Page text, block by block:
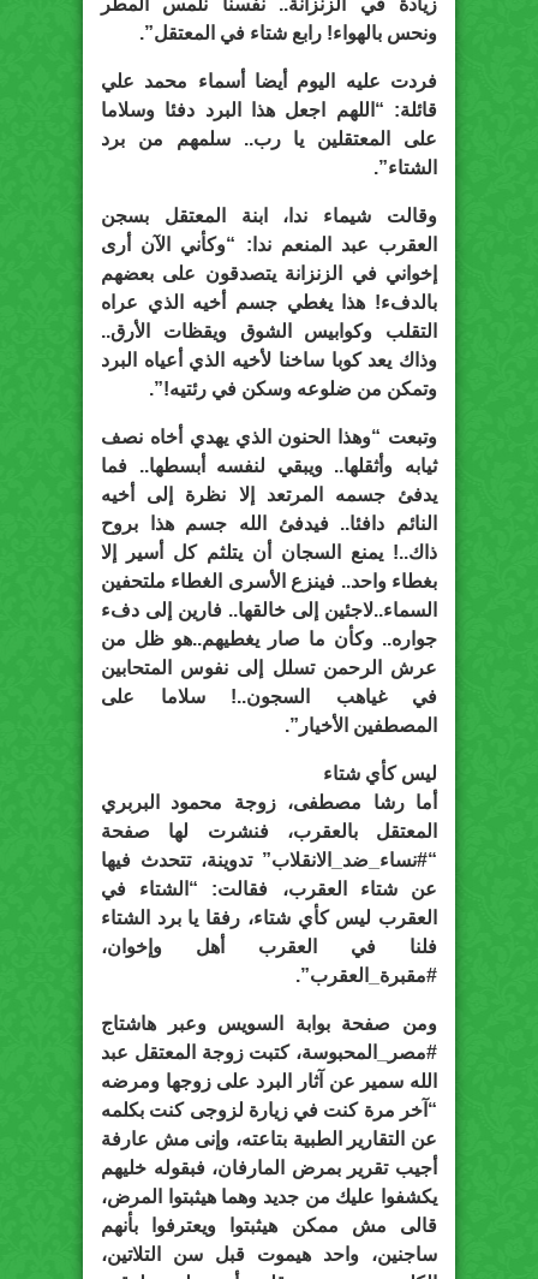
زيادة في الزنزانة.. نفسنا نلمس المطر
ونحس بالهواء! رابع شتاء في المعتقل”.
فردت عليه اليوم أيضا أسماء محمد علي
قائلة: “اللهم اجعل هذا البرد دفئا وسلاما
على المعتقلين يا رب.. سلمهم من برد
الشتاء”.
وقالت شيماء ندا، ابنة المعتقل بسجن
العقرب عبد المنعم ندا: “وكأني الآن أرى
إخواني في الزنزانة يتصدقون على بعضهم
بالدفء! هذا يغطي جسم أخيه الذي عراه
التقلب وكوابيس الشوق ويقظات الأرق..
وذاك يعد كوبا ساخنا لأخيه الذي أعياه البرد
وتمكن من ضلوعه وسكن في رئتيه!”.
وتبعت “وهذا الحنون الذي يهدي أخاه نصف
ثيابه وأثقلها.. ويبقي لنفسه أبسطها.. فما
يدفئ جسمه المرتعد إلا نظرة إلى أخيه
النائم دافئا.. فيدفئ الله جسم هذا بروح
ذاك..! يمنع السجان أن يتلثم كل أسير إلا
بغطاء واحد.. فينزع الأسرى الغطاء ملتحفين
السماء..لاجئين إلى خالقها.. فارين إلى دفء
جواره.. وكأن ما صار يغطيهم..هو ظل من
عرش الرحمن تسلل إلى نفوس المتحابين
في غياهب السجون..! سلاما على
المصطفين الأخيار”.
ليس كأي شتاء
أما رشا مصطفى، زوجة محمود البربري
المعتقل بالعقرب، فنشرت لها صفحة
“#نساء_ضد_الانقلاب” تدوينة، تتحدث فيها
عن شتاء العقرب، فقالت: “الشتاء في
العقرب ليس كأي شتاء، رفقا يا برد الشتاء
فلنا في العقرب أهل وإخوان،
#مقبرة_العقرب”.
ومن صفحة بوابة السويس وعبر هاشتاج
#مصر_المحبوسة، كتبت زوجة المعتقل عبد
الله سمير عن آثار البرد على زوجها ومرضه
“آخر مرة كنت في زيارة لزوجى كنت بكلمه
عن التقارير الطبية بتاعته، وإنى مش عارفة
أجيب تقرير بمرض المارفان، فبقوله خليهم
يكشفوا عليك من جديد وهما هيثبتوا المرض،
قالى مش ممكن هيثبتوا ويعترفوا بأنهم
ساجنين، واحد هيموت قبل سن التلاتين،